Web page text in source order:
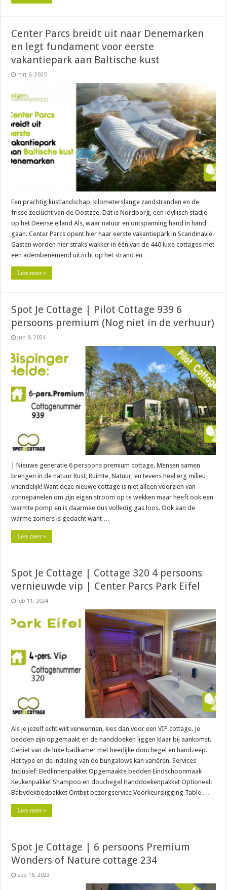
Center Parcs breidt uit naar Denemarken
en legt fundament voor eerste
vakantiepark aan Baltische kust
mrt 6, 2025
Een prachtig kustlandschap, kilometerslange zandstranden en de
frisse zeelucht van de Oostzee. Dat is Nordborg, een idyllisch stadje
op het Deense eiland Als, waar natuur en ontspanning hand in hand
gaan. Center Parcs opent hier haar eerste vakantiepark in Scandinavië.
Gasten worden hier straks wakker in één van de 440 luxe cottages met
een adembenemend uitzicht op het strand en …
Lees meer »
Spot Je Cottage | Pilot Cottage 939 6
persoons premium (Nog niet in de verhuur)
jun 9, 2024
| Nieuwe generatie 6 persoons premium cottage. Mensen samen
brengen in de natuur Rust, Ruimte, Natuur, en tevens heel erg milieu
vriendelijk! Want deze nieuwe cottage is niet alleen voorzien van
zonnepanelen om zijn eigen stroom op te wekken maar heeft ook een
warmte pomp en is daarmee dus volledig gas loos. Ook aan de
warme zomers is gedacht want …
Lees meer »
Spot Je Cottage | Cottage 320 4 persoons
vernieuwde vip | Center Parcs Park Eifel
feb 11, 2024
Als je jezelf echt wilt verwennen, kies dan voor een VIP cottage. Je
bedden zijn opgemaakt en de handdoeken liggen klaar bij aankomst.
Geniet van de luxe badkamer met heerlijke douchegel en handzeep.
Het type en de indeling van de bungalows kan variëren. Services
Inclusief: Bedlinnenpakket Opgemaakte bedden Eindschoonmaak
Keukenpakket Shampoo en douchegel Handdoekenpakket Optioneel:
Babydekbedpakket Ontbijt bezorgservice Voorkeursligging Table …
Lees meer »
Spot Je Cottage | 6 persoons Premium
Wonders of Nature cottage 234
sep 16, 2023